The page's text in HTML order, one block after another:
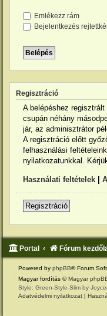
Emlékezz rám
Bejelentkezés
Regisztráció
A belépéshez
csupán néhány
jár, az adminisztrátor
A regisztráció előtt
felhasználási
nyilatkozatunkkal.
Használati feltételek |
Regisztráció
Portal Fórum
Powered by phpBB® Forum
Magyar fordítás ©Magyar
Style: Green-Style-Slim by
Adatvédelmi nyilatkozat |